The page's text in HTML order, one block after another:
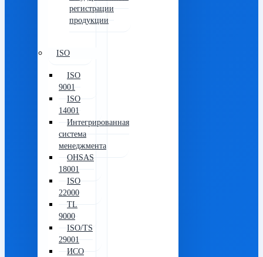
регистрации
продукции
ISO
ISO
9001
ISO
14001
Интегрированная
система
менеджмента
OHSAS
18001
ISO
22000
TL
9000
ISO/TS
29001
ИСО